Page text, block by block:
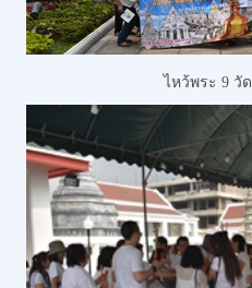
ไหว้พระ 9 วัด